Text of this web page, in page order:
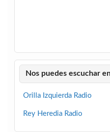
Nos puedes escuchar
Orilla Izquierda Radio
Rey Heredia Radio